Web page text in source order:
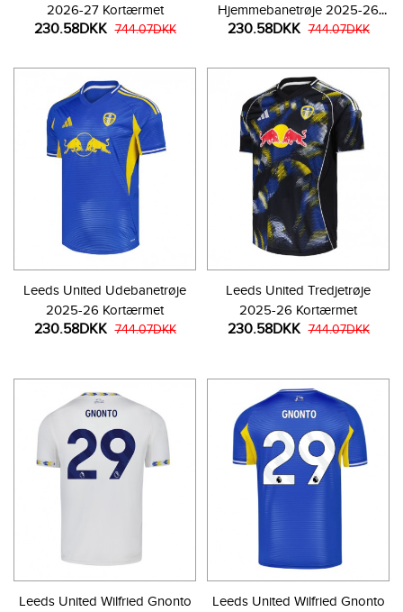
2026-27 Kortærmet
230.58DKK 744.07DKK
Hjemmebanetrøje 2025-26
Kortærmet
230.58DKK 744.07DKK
Leeds United Udebanetrøje
2025-26 Kortærmet
230.58DKK 744.07DKK
Leeds United Tredjetrøje
2025-26 Kortærmet
230.58DKK 744.07DKK
Leeds United Wilfried Gnonto
Leeds United Wilfried Gnonto